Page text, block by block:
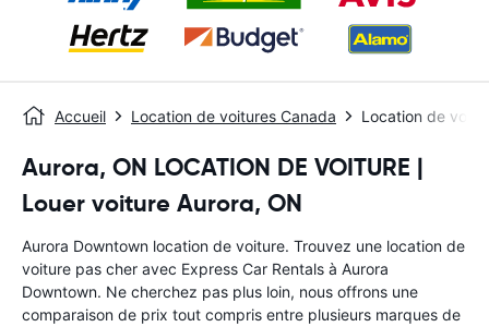
Accueil Location de voitures Canada Location de
Aurora, ON LOCATION DE VOITURE |
Louer voiture Aurora, ON
Aurora Downtown location de voiture. Trouvez une location de
voiture pas cher avec Express Car Rentals à Aurora
Downtown. Ne cherchez pas plus loin, nous offrons une
comparaison de prix tout compris entre plusieurs marques de